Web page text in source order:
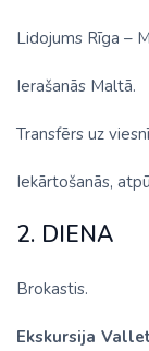
Lidojums Rīga –
Ierašanās Maltā.
Transfērs uz
Iekārtošanās,
2. DIENA
Brokastis.
Ekskursija